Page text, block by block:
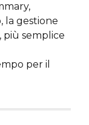
la gestione
più semplice
per il